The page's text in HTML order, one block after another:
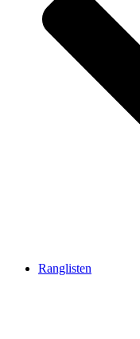
Ranglisten